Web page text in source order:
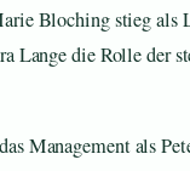
Bloching stieg als
Lange die Rolle der
Management als